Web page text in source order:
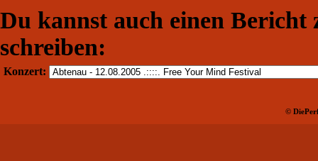
Du kannst auch einen Bericht
schreiben:
Konzert:
©